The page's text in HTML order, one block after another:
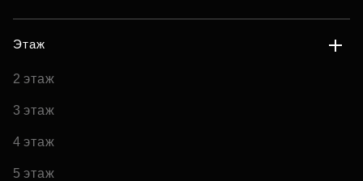
Этаж
2 этаж
3 этаж
4 этаж
5 этаж